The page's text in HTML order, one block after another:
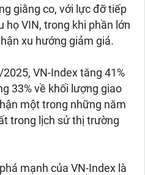
giằng co, với lực đỡ tiếp
VIN, trong khi phần lớn
xu hướng giảm giá.
VN-Index tăng 41%
33% về khối lượng giao
một trong những năm
trong lịch sử thị trường
mạnh của VN-Index là